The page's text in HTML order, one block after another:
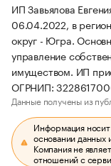
ИП Завьялова
06.04.2022, в
округ - Югра.
управление
имуществом. ИП
ОГРНИП:
Данные получены из
Информация
основании данных
Компания не
отношений с